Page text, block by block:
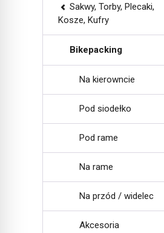
Sakwy, Torby, Plecaki,
Kosze, Kufry
Bikepacking
Na kierowncie
Pod siodełko
Pod rame
Na rame
Na przód / widelec
Akcesoria